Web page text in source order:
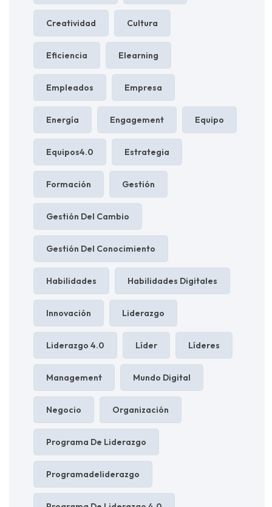
Creatividad Cultura
Eficiencia Elearning
Empleados Empresa
Energía Engagement Equipo
Equipos4.0 Estrategia
Formación Gestión
Gestión Del Cambio
Gestión Del Conocimiento
Habilidades Habilidades Digitales
Innovación Liderazgo
Liderazgo 4.0 Líder Líderes
Management Mundo Digital
Negocio Organización
Programa De Liderazgo
Programadeliderazgo